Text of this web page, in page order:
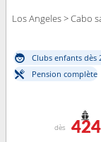
Los Angeles > Cabo
Clubs enfants dès
Pension complète
dès